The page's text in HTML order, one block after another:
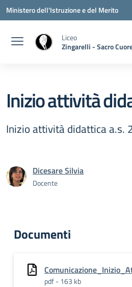
Vai ai contenuti
Vai al menu di navigazione
Vai al footer
Ministero dell'Istruzione e del Merito
Liceo
Zingarelli - Sacro
Inizio attività
Inizio attività didattica a.s.
Dicesare Silvia
Docente
Documenti
pdf - 163 kb